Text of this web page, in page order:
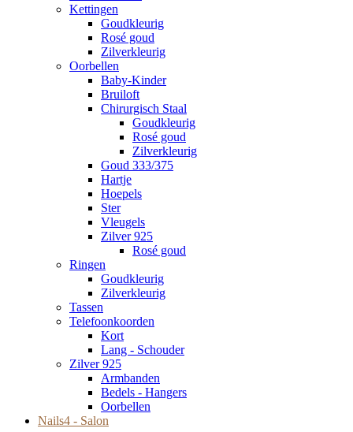
Kettingen
Goudkleurig
Rosé goud
Zilverkleurig
Oorbellen
Baby-Kinder
Bruiloft
Chirurgisch Staal
Goudkleurig
Rosé goud
Zilverkleurig
Goud 333/375
Hartje
Hoepels
Ster
Vleugels
Zilver 925
Rosé goud
Ringen
Goudkleurig
Zilverkleurig
Tassen
Telefoonkoorden
Kort
Lang - Schouder
Zilver 925
Armbanden
Bedels - Hangers
Oorbellen
Nails4 - Salon